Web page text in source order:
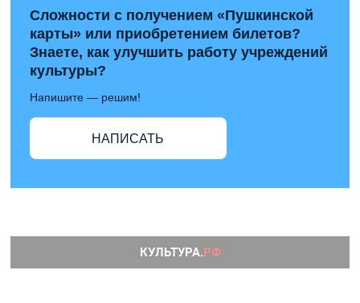
Сложности с получением «Пушкинской
карты» или приобретением билетов?
Знаете, как улучшить работу учреждений
культуры?
Напишите — решим!
НАПИСАТЬ